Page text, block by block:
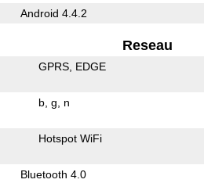
Android 4.4.2
Reseau
GPRS EDGE
b g n
Hotspot WiFi
Bluetooth 4.0